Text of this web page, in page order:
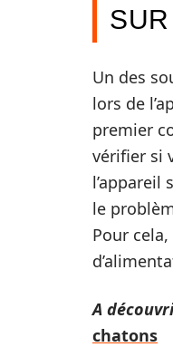
Un des
lors de
premier
vérifier si
le
Pour
A
chatons